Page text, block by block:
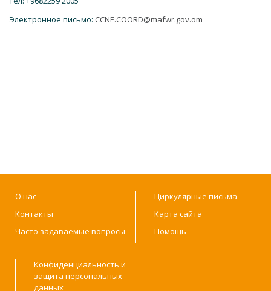
Электронное письмо: CCNE.COORD@mafwr.gov.om
О нас
Контакты
Часто задаваемые вопросы
Циркулярные письма
Карта сайта
Помощь
Конфиденциальность и
защита персональных
данных